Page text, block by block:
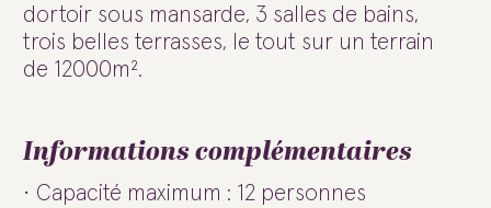
dortoir sous mansarde, 3 salles de bains,
trois belles terrasses, le tout sur un terrain
de 12000m².
Informations complémentaires
Capacité maximum : 12 personnes